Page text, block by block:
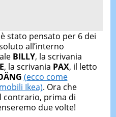
stato pensato per 6 dei
all’interno
BILLY, la scrivania
, la scrivania PAX, il letto
(ecco come
Ikea). Ora che
contrario, prima di
due volte!